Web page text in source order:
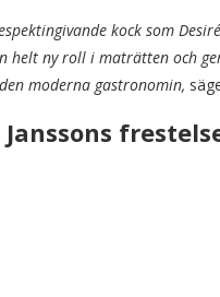
kock som
helt ny roll i maträtten och
moderna gastronomin,